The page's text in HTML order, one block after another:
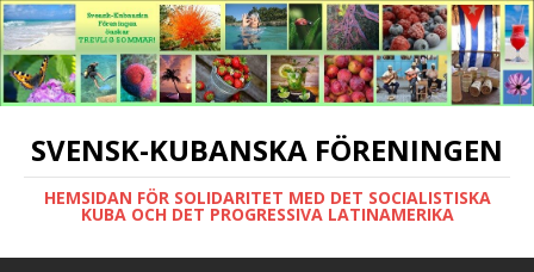
SVENSK-KUBANSKA FÖRENINGEN
HEMSIDAN FÖR SOLIDARITET MED DET SOCIALISTISKA
KUBA OCH DET PROGRESSIVA LATINAMERIKA